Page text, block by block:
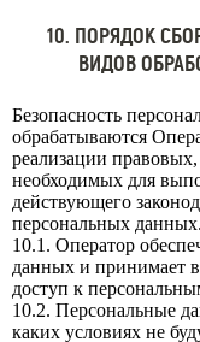
10. ПОРЯДОК
ВИДОВ
Безопасность
обрабатываются
реализации
необходимых для
действующего
персональных данных.
10.1. Оператор
данных и принимает
доступ к
10.2. Персональные
каких условиях не